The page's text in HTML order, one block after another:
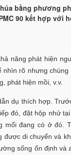
bằng phương
90 kết hợp với
năng phát hiện
rõ nhưng
phát hiện mồi, v.v.
dụ thích hợp.
đó, đặt hộp nhử
đang có ở đó.
được di chuyển và
sống ổn định và